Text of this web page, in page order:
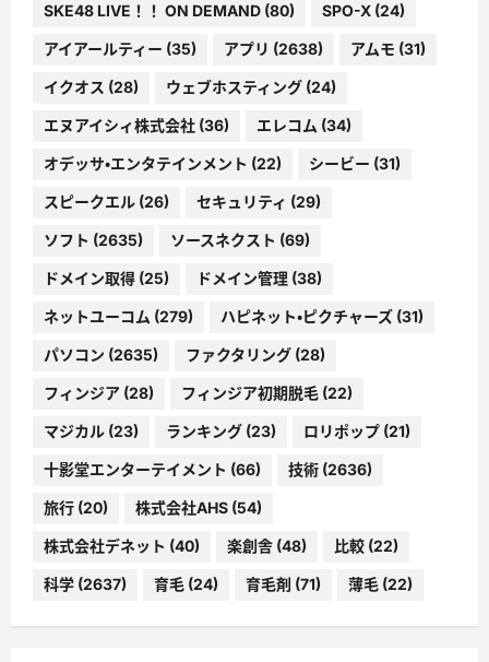
SKE48 LIVE！！ ON DEMAND (80) SPO-X (24)
アイアールティー (35) アプリ (2638) アムモ (31)
イクオス (28) ウェブホスティング (24)
エヌアイシィ株式会社 (36) エレコム (34)
オデッサ・エンタテインメント (22) シービー (31)
スピークエル (26) セキュリティ (29)
ソフト (2635) ソースネクスト (69)
ドメイン取得 (25) ドメイン管理 (38)
ネットユーコム (279) ハピネット・ピクチャーズ (31)
パソコン (2635) ファクタリング (28)
フィンジア (28) フィンジア初期脱毛 (22)
マジカル (23) ランキング (23) ロリポップ (21)
十影堂エンターテイメント (66) 技術 (2636)
旅行 (20) 株式会社AHS (54)
株式会社デネット (40) 楽創舎 (48) 比較 (22)
科学 (2637) 育毛 (24) 育毛剤 (71) 薄毛 (22)